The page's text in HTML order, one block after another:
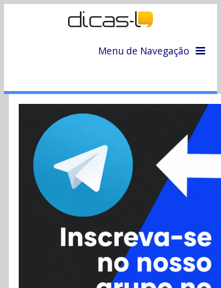
Menu de Navegação
Colunas
Colaboradores
Cursos
Enviar Dica